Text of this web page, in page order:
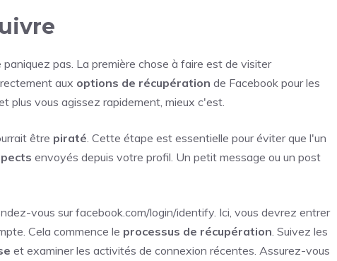
pas. La première chose à faire est de visiter
aux options de récupération de Facebook pour les
plus vous agissez rapidement, mieux c'est.
être piraté . Cette étape est essentielle pour éviter que l'un
envoyés depuis votre profil. Un petit message ou un post
vous sur facebook.com/login/identify. Ici, vous devrez entrer
Cela commence le processus de récupération . Suivez les
et examiner les activités de connexion récentes. Assurez-vous